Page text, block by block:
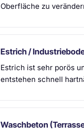
Oberfläche zu
Estrich /
Estrich ist sehr porös
entstehen schnell
Waschbeton